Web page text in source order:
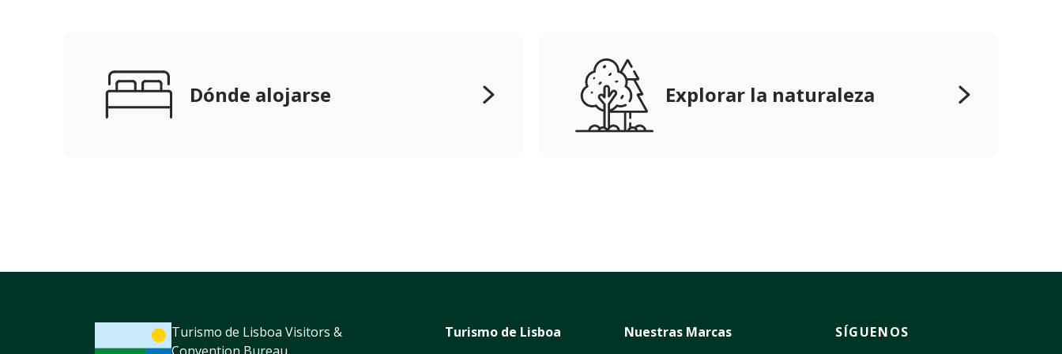
Dónde alojarse Explorar la naturaleza
Turismo de Lisboa Visitors &
Turismo de Lisboa Nuestras Marcas SÍGUENOS